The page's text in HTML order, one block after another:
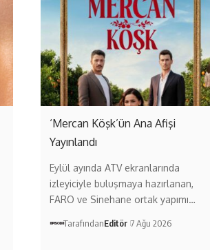
‘Mercan Köşk’ün Ana Afişi
Yayınlandı
Eylül ayında ATV ekranlarında
izleyiciyle buluşmaya hazırlanan,
FARO ve Sinehane ortak yapımı…
TarafındanEditör 7 Ağu 2026